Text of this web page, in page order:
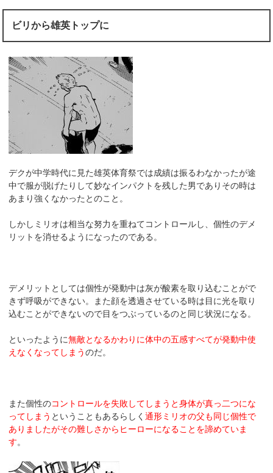
ビリから雄英トップに
デクが中学時代に見た雄英体育祭では成績は振るわなかったが途
中で服が脱げたりして妙なインパクトを残した男でありその時は
あまり強くなかったとのこと。
しかしミリオは相当な努力を重ねてコントロールし、個性のデメ
リットを消せるようになったのである。
デメリットとしては個性が発動中は灰が酸素を取り込むことがで
きず呼吸ができない。また顔を透過させている時は目に光を取り
込むことができないので目をつぶっているのと同じ状況になる。
といったように無敵となるかわりに体中の五感すべてが発動中使
えなくなってしまうのだ。
また個性のコントロールを失敗してしまうと身体が真っ二つにな
ってしまう ということもあるらしく通形ミリオの父も同じ個性で
ありましたがその難しさからヒーローになることを諦めていま
す。